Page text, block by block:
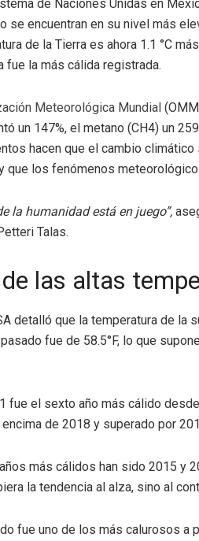
de Naciones Unidas en
se encuentran en su nivel más
de la Tierra es ahora 1.1 °C
fue la más cálida registrada.
Meteorológica Mundial
un 147%, el metano (CH4) un
hacen que el cambio climático
que los fenómenos
la humanidad está en juego”,
Talas.
las altas
detalló que la temperatura de la
fue de 58.5°F, lo que
fue el sexto año más cálido
de 2018 y superado por
más cálidos han sido 2015 y
la tendencia al alza, sino al
fue uno de los más calurosos a